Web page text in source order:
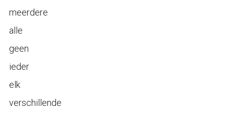
meerdere
alle
geen
ieder
elk
verschillende